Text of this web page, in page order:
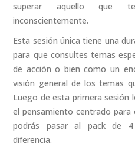
superar aquello que
inconscientemente.
Esta sesión única tiene una
para que consultes temas
de acción o bien como un
visión general de los temas
Luego de esta primera sesión
el pensamiento centrado para
podrás pasar al pack de
diferencia.